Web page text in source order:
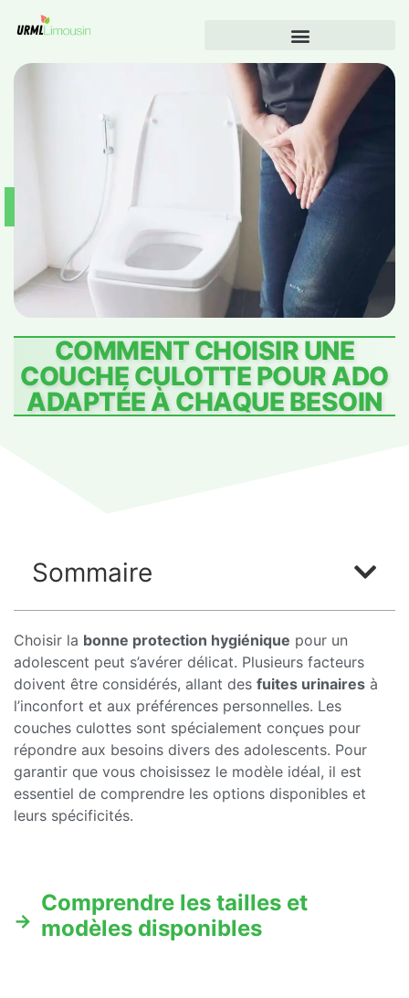
COMMENT CHOISIR UNE
COUCHE CULOTTE POUR ADO
ADAPTÉE À CHAQUE BESOIN
Sommaire
Choisir la bonne protection hygiénique pour un
adolescent peut s’avérer délicat. Plusieurs facteurs
doivent être considérés, allant des fuites urinaires à
l’inconfort et aux préférences personnelles. Les
couches culottes sont spécialement conçues pour
répondre aux besoins divers des adolescents. Pour
garantir que vous choisissez le modèle idéal, il est
essentiel de comprendre les options disponibles et
leurs spécificités.
Comprendre les tailles et
modèles disponibles